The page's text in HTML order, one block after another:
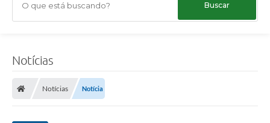
O que está buscando?
Notícias
Notícias Notícia